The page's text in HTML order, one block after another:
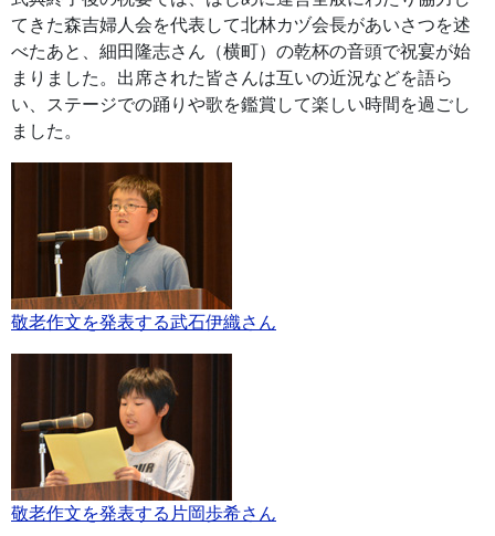
てきた森吉婦人会を代表して北林カヅ会長があいさつを述
べたあと、細田隆志さん（横町）の乾杯の音頭で祝宴が始
まりました。出席された皆さんは互いの近況などを語ら
い、ステージでの踊りや歌を鑑賞して楽しい時間を過ごし
ました。
敬老作文を発表する武石伊織さん
敬老作文を発表する片岡歩希さん